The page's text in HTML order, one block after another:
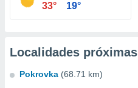
33° 19°
Localidades próximas
Pokrovka (68.71 km)